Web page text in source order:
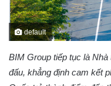
default
BIM Group tiếp tục là
đấu, khẳng định cam kết